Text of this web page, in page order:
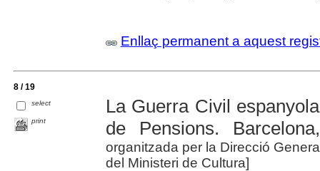
Enllaç permanent a aquest
8 / 19
select
print
La Guerra Civil
de Pensions.
organitzada per la Direcció
del Ministeri de Cultura]